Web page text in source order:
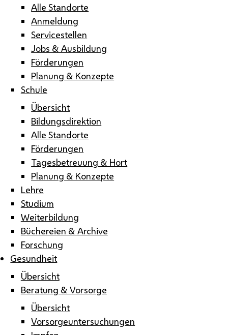
Alle Standorte
Anmeldung
Servicestellen
Jobs & Ausbildung
Förderungen
Planung & Konzepte
Schule
Übersicht
Bildungsdirektion
Alle Standorte
Förderungen
Tagesbetreuung & Hort
Planung & Konzepte
Lehre
Studium
Weiterbildung
Büchereien & Archive
Forschung
Gesundheit
Übersicht
Beratung & Vorsorge
Übersicht
Vorsorgeuntersuchungen